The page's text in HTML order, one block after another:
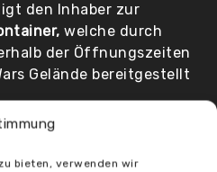
bieten, verwenden wir
den Inhaber zur
welche durch
der Öffnungszeiten
Gelände bereitgestellt
ausreichend
Toi auf dem